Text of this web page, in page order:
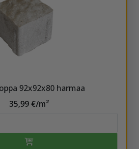
92x92x80 harmaa
35,99 €/m²